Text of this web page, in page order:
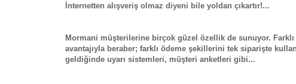
İnternetten alışveriş olmaz diyeni bile yoldan çıkartır!...
Mormani müşterilerine birçok güzel özellik de sunuyor.
avantajıyla beraber; farklı ödeme şekillerini tek siparişte
geldiğinde uyarı sistemleri, müşteri anketleri gibi...